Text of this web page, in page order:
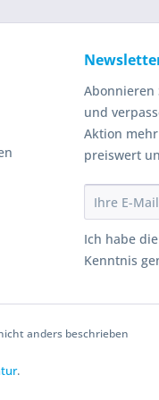
Abonnieren
und
Aktion
preiswert
Ich habe die
Kenntnis
anders beschrieben
.